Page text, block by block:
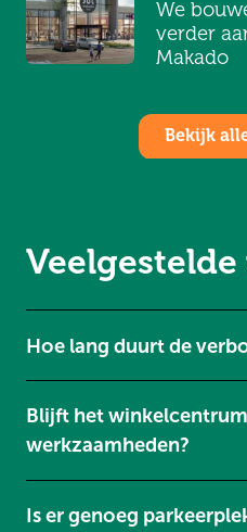
We
verder
Makado
Bekijk
Hoe lang duurt de
Blijft het
werkzaamheden?
Is er genoeg